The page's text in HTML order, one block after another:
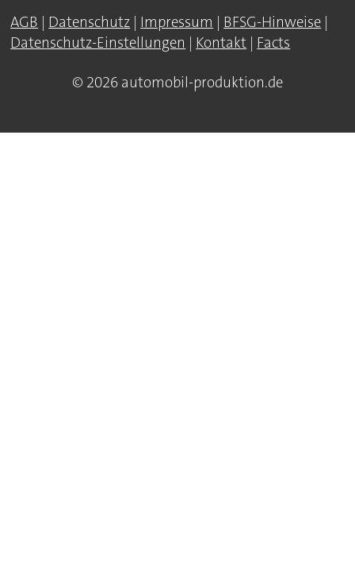
AGB | Datenschutz | Impressum | BFSG-Hinweise |
Datenschutz-Einstellungen | Kontakt | Facts
© 2026 automobil-produktion.de